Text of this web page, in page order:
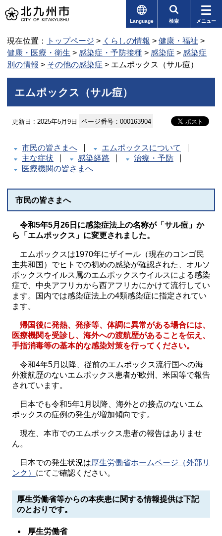
Language 検索 メニュー
現在位置： トップページ > くらしの情報 > 健康・福祉 >
健康・医療・衛生 > 感染症・予防接種 > 感染症 > 感染症
別の情報 > その他の感染症 > エムポックス（サル痘）
エムポックス（サル痘）
更新日 : 2025年5月9日 ページ番号：000163904
市民の皆さまへ
エムポックスについて
主な症状
感染経路
治療・予防
医療機関の皆さまへ
市民の皆さまへ
令和5年5月26日に感染症法上の名称が「サル痘」か
ら「エムポックス」に変更されました。
エムポックスは1970年にザイール（現在のコンゴ民
主共和国）でヒトでの初めの感染が確認された、オルソ
ポックスウイルス属のエムポックスウイルスによる感染
症で、中央アフリカから西アフリカにかけて流行してい
ます。国内では感染症法上の4類感染症に指定されてい
ます。
帰国後に発熱、発疹等、体調に異常がある場合には、
医療機関を受診し、海外への渡航歴があることを伝え、
手指消毒等の基本的な感染対策を行ってください。
令和4年5月以降、従前のエムポックス流行国への海
外渡航歴のないエムポックス患者が欧州、米国等で報告
されています。
日本でも令和5年1月以降、海外との接点のないエム
ポックスの症例の発生が増加傾向です。
現在、本市でのエムポックス患者の報告はありませ
ん。
日本での発生状況は厚生労働省ホームページ（外部リ
ンク） にてご確認ください。
厚生労働省等からの本疾患に関する情報提供は下記
のとおりです。
厚生労働省